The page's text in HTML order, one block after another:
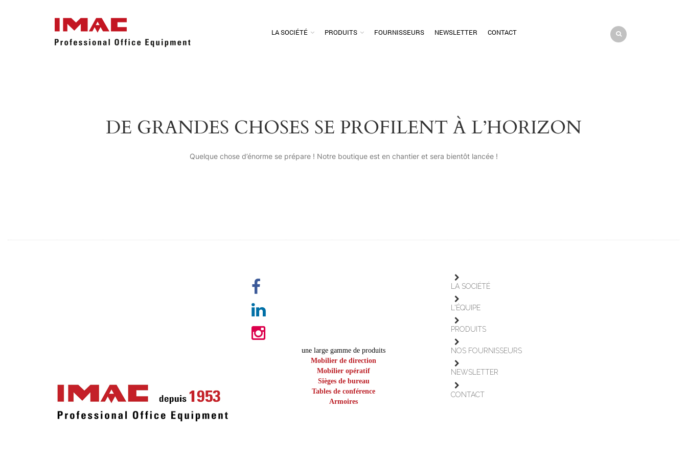
LA SOCIÉTÉ PRODUITS FOURNISSEURS NEWSLETTER CONTACT
DE GRANDES CHOSES SE PROFILENT À L’HORIZON
Quelque chose d’énorme se prépare ! Notre boutique est en chantier et sera bientôt lancée !
une large gamme de produits
Mobilier de direction
Mobilier opératif
Sièges de bureau
Tables de conférence
Armoires
LA SOCIÉTÉ
L'ÉQUIPE
PRODUITS
NOS FOURNISSEURS
NEWSLETTER
CONTACT